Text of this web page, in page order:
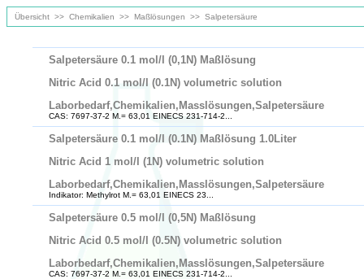
Übersicht >> Chemikalien >> Maßlösungen >> Salpetersäure
Salpetersäure 0.1 mol/l (0,1N) Maßlösung
Nitric Acid 0.1 mol/l (0.1N) volumetric solution
Laborbedarf,Chemikalien,Masslösungen,Salpetersäure
CAS: 7697-37-2 M.= 63,01 EINECS 231-714-2...
Salpetersäure 0.1 mol/l (0.1N) Maßlösung 1.0Liter
Nitric Acid 1 mol/l (1N) volumetric solution
Laborbedarf,Chemikalien,Masslösungen,Salpetersäure
Indikator: Methylrot M.= 63,01 EINECS 23...
Salpetersäure 0.5 mol/l (0,5N) Maßlösung
Nitric Acid 0.5 mol/l (0.5N) volumetric solution
Laborbedarf,Chemikalien,Masslösungen,Salpetersäure
CAS: 7697-37-2 M.= 63,01 EINECS 231-714-2...